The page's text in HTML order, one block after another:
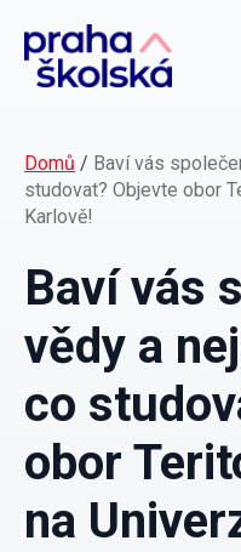
Domů / Baví vás
studovat? Objevte obor
Karlově!
Baví vás
vědy a
co
obor
na